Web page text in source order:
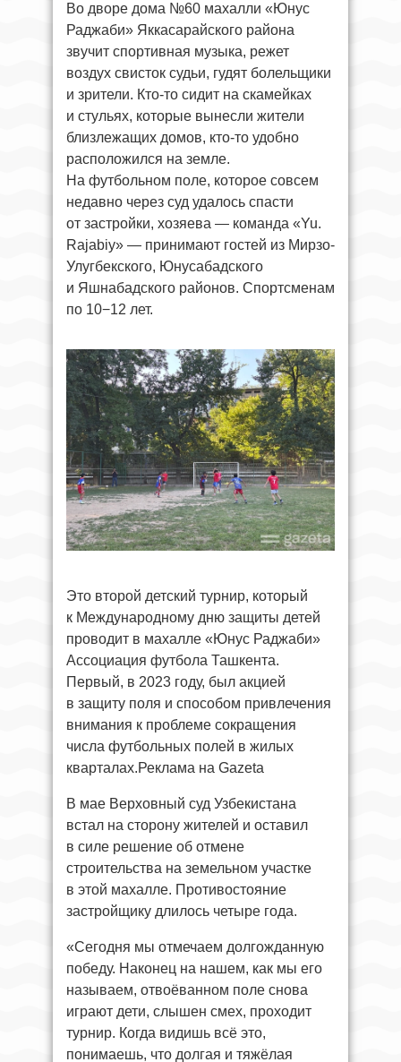
Во дворе дома №60 махалли «Юнус
Раджаби» Яккасарайского района
звучит спортивная музыка, режет
воздух свисток судьи, гудят болельщики
и зрители. Кто-то сидит на скамейках
и стульях, которые вынесли жители
близлежащих домов, кто-то удобно
расположился на земле.
На футбольном поле, которое совсем
недавно через суд удалось спасти
от застройки, хозяева — команда «Yu.
Rajabiy» — принимают гостей из Мирзо-
Улугбекского, Юнусабадского
и Яшнабадского районов. Спортсменам
по 10−12 лет.
Это второй детский турнир, который
к Международному дню защиты детей
проводит в махалле «Юнус Раджаби»
Ассоциация футбола Ташкента.
Первый, в 2023 году, был акцией
в защиту поля и способом привлечения
внимания к проблеме сокращения
числа футбольных полей в жилых
кварталах.Реклама на Gazeta
В мае Верховный суд Узбекистана
встал на сторону жителей и оставил
в силе решение об отмене
строительства на земельном участке
в этой махалле. Противостояние
застройщику длилось четыре года.
«Сегодня мы отмечаем долгожданную
победу. Наконец на нашем, как мы его
называем, отвоёванном поле снова
играют дети, слышен смех, проходит
турнир. Когда видишь всё это,
понимаешь, что долгая и тяжёлая